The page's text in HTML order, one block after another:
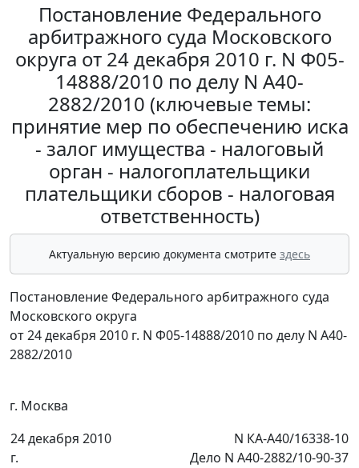
Постановление Федерального
арбитражного суда Московского
округа от 24 декабря 2010 г. N Ф05-
14888/2010 по делу N А40-
2882/2010 (ключевые темы:
принятие мер по обеспечению иска
- залог имущества - налоговый
орган - налогоплательщики
плательщики сборов - налоговая
ответственность)
Актуальную версию документа смотрите здесь
Постановление Федерального арбитражного суда
Московского округа
от 24 декабря 2010 г. N Ф05-14888/2010 по делу N А40-
2882/2010
г. Москва
24 декабря 2010
г.
N КА-А40/16338-10
Дело N А40-2882/10-90-37